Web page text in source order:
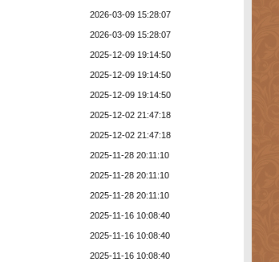
2026-03-09 15:28:07
2026-03-09 15:28:07
2025-12-09 19:14:50
2025-12-09 19:14:50
2025-12-09 19:14:50
2025-12-02 21:47:18
2025-12-02 21:47:18
2025-11-28 20:11:10
2025-11-28 20:11:10
2025-11-28 20:11:10
2025-11-16 10:08:40
2025-11-16 10:08:40
2025-11-16 10:08:40